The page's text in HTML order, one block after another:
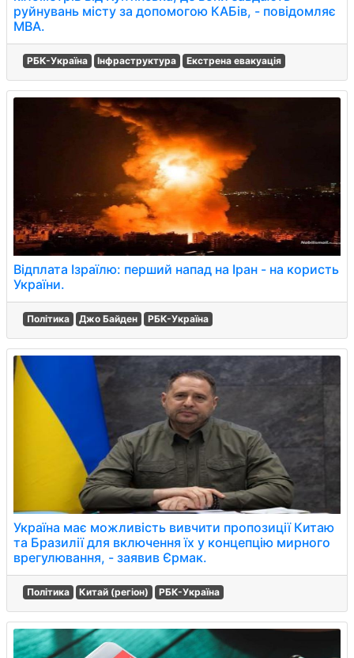
руйнувань місту за допомогою КАБів, - повідомляє
МВА.
РБК-Україна Інфраструктура Екстрена евакуація
Відплата Ізраїлю: перший напад на Іран - на користь
України.
Політика Джо Байден РБК-Україна
Україна має можливість вивчити пропозиції Китаю
та Бразилії для включення їх у концепцію мирного
врегулювання, - заявив Єрмак.
Політика Китай (регіон) РБК-Україна